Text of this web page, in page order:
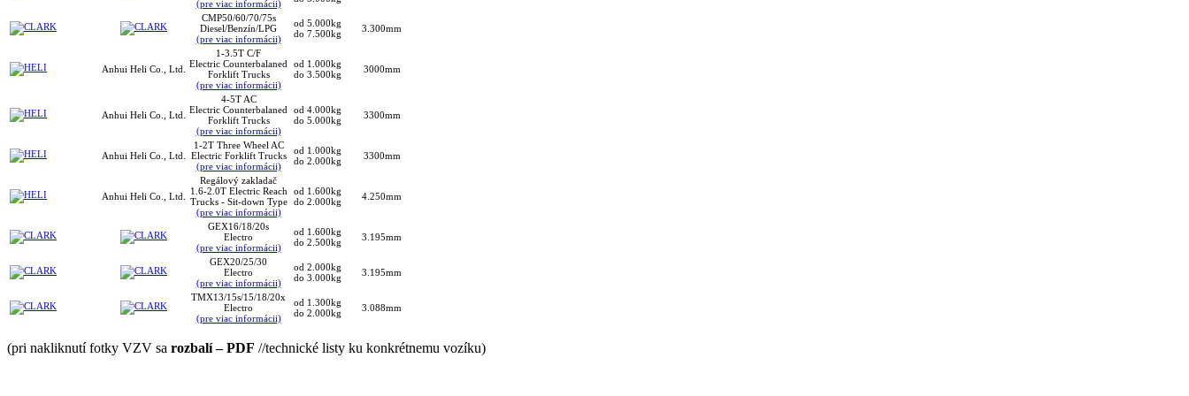
(pre viac informácii)
CMP50/60/70/75s
Diesel/Benzín/LPG
(pre viac informácii)
od 5.000kg
do 7.500kg
3.300mm
Anhui Heli Co., Ltd.
1-3.5T C/F
Electric Counterbalaned
Forklift Trucks
(pre viac informácii)
od 1.000kg
do 3.500kg
3000mm
Anhui Heli Co., Ltd.
4-5T AC
Electric Counterbalaned
Forklift Trucks
(pre viac informácii)
od 4.000kg
do 5.000kg
3300mm
Anhui Heli Co., Ltd.
1-2T Three Wheel AC
Electric Forklift Trucks
(pre viac informácii)
od 1.000kg
do 2.000kg
3300mm
Anhui Heli Co., Ltd.
Regálový zakladač
1.6-2.0T Electric Reach
Trucks - Sit-down Type
(pre viac informácii)
od 1.600kg
do 2.000kg
4.250mm
GEX16/18/20s
Electro
(pre viac informácii)
od 1.600kg
do 2.500kg
3.195mm
GEX20/25/30
Electro
(pre viac informácii)
od 2.000kg
do 3.000kg
3.195mm
TMX13/15s/15/18/20x
Electro
(pre viac informácii)
od 1.300kg
do 2.000kg
3.088mm
(pri nakliknutí fotky VZV sa rozbalí – PDF //technické listy ku konkrétnemu vozíku)